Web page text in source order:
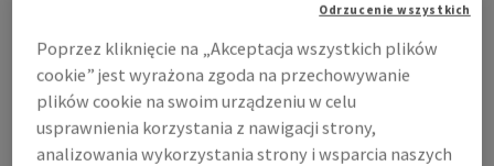
Poprzez kliknięcie na „Akceptacja wszystkich plików
cookie” jest wyrażona zgoda na przechowywanie
plików cookie na swoim urządzeniu w celu
usprawnienia korzystania z nawigacji strony,
analizowania wykorzystania strony i wsparcia naszych
Odrzucenie wszystkich